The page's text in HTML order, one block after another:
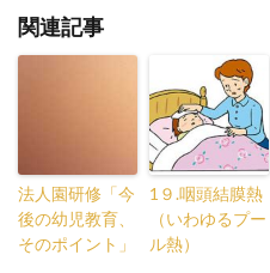
関連記事
法人園研修「今
後の幼児教育、
そのポイント」
1９.咽頭結膜熱
（いわゆるプー
ル熱）